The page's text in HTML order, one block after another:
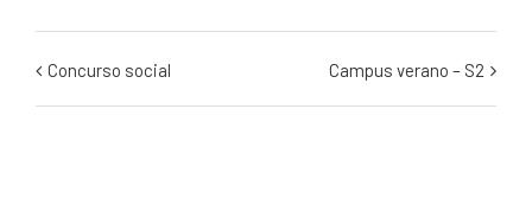
Navegació
d'Esdeveniment
Concurso social Campus verano – S2